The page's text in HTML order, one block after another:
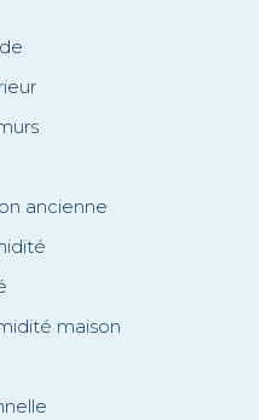
ancienne
maison